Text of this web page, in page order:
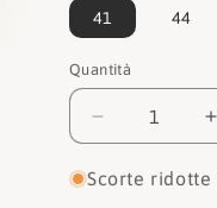
41 44
Quantità
Quantità
Diminuisci
quantità
per
Scorte ridotte